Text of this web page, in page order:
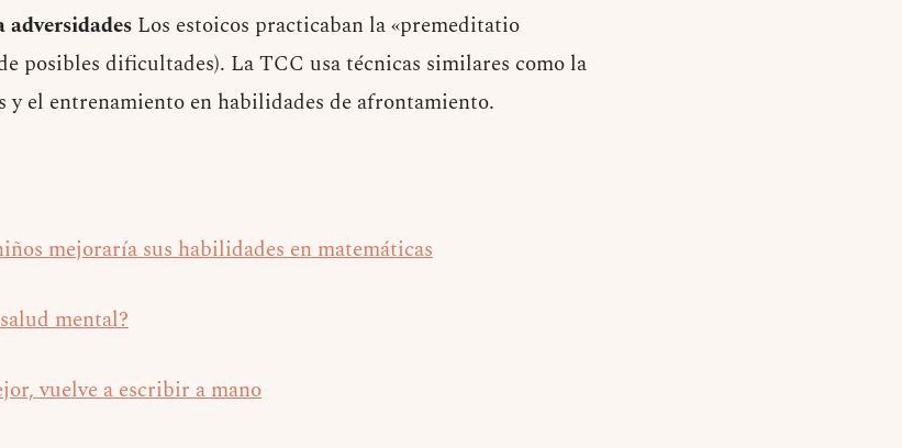
Los estoicos practicaban la «premeditatio
posibles dificultades). La TCC usa técnicas similares como la
y el entrenamiento en habilidades de afrontamiento.
mejoraría sus habilidades en matemáticas
mental?
vuelve a escribir a mano